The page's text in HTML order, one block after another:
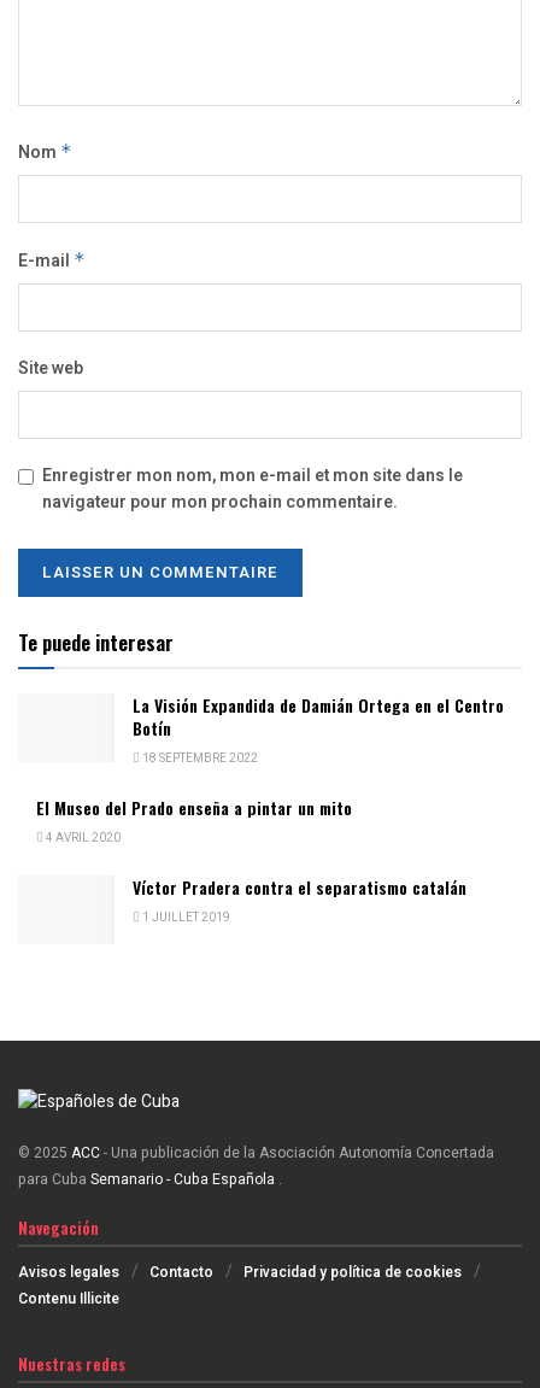
Nom *
E-mail *
Site web
Enregistrer mon nom, mon e-mail et mon site dans le
navigateur pour mon prochain commentaire.
Te puede interesar
La Visión Expandida de Damián Ortega en el Centro
Botín
18 SEPTEMBRE 2022
El Museo del Prado enseña a pintar un mito
4 AVRIL 2020
Víctor Pradera contra el separatismo catalán
1 JUILLET 2019
© 2025 ACC- Una publicación de la Asociación Autonomía Concertada
para Cuba Semanario - Cuba Española .
Navegación
Avisos legales Contacto
Privacidad y política de cookies
Contenu Illicite
Nuestras redes